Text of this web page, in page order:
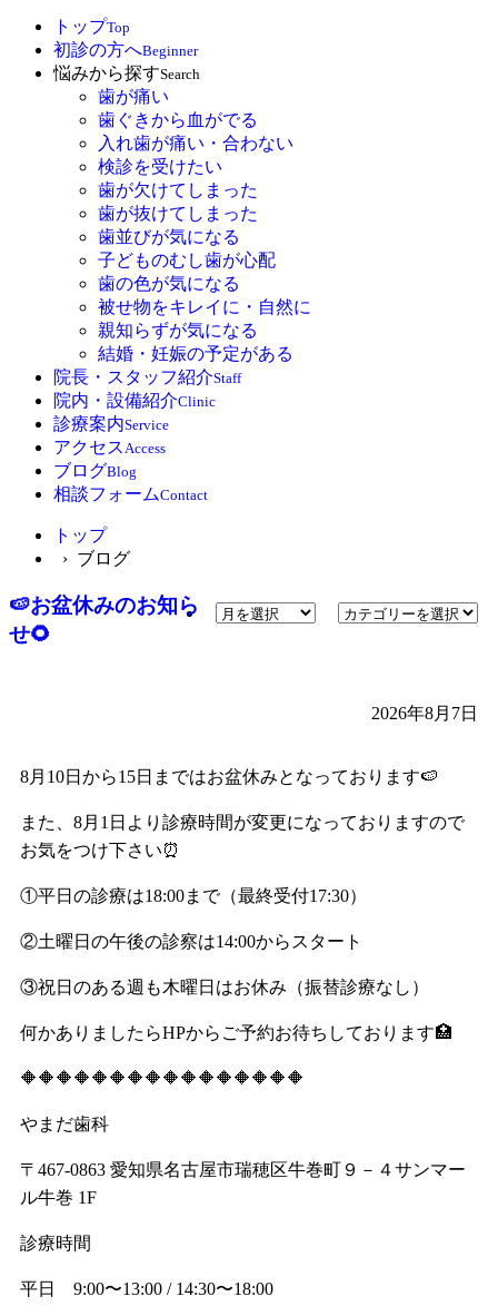
トップTop
初診の方へBeginner
悩みから探すSearch
歯が痛い
歯ぐきから血がでる
入れ歯が痛い・合わない
検診を受けたい
歯が欠けてしまった
歯が抜けてしまった
歯並びが気になる
子どものむし歯が心配
歯の色が気になる
被せ物をキレイに・自然に
親知らずが気になる
結婚・妊娠の予定がある
院長・スタッフ紹介Staff
院内・設備紹介Clinic
診療案内Service
アクセス Access
ブログBlog
相談フォームContact
トップ
› ブログ
🍉お盆休みのお知ら
せ🌻
2026年8月7日
8月10日から15日まではお盆休みとなっております🍉
また、8月1日より診療時間が変更になっておりますので
お気をつけ下さい⏰
①平日の診療は18:00まで（最終受付17:30）
②土曜日の午後の診察は14:00からスタート
③祝日のある週も木曜日はお休み（振替診療なし）
何かありましたらHPからご予約お待ちしております🏥
🔶🔶🔶🔶🔶🔶🔶🔶🔶🔶🔶🔶🔶🔶🔶🔶
やまだ歯科
〒467-0863 愛知県名古屋市瑞穂区牛巻町９－４サンマー
ル牛巻 1F
診療時間
平日 9:00〜13:00 / 14:30〜18:00